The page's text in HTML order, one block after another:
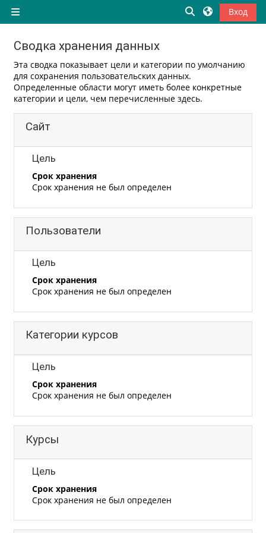
Боковая панель
Изменить
Вход
Сводка хранения данных
Эта сводка показывает цели и категории по умолчанию
для сохранения пользовательских данных.
Определенные области могут иметь более конкретные
категории и цели, чем перечисленные здесь.
Сайт
Цель
Срок хранения
Срок хранения не был определен
Пользователи
Цель
Срок хранения
Срок хранения не был определен
Категории курсов
Цель
Срок хранения
Срок хранения не был определен
Курсы
Цель
Срок хранения
Срок хранения не был определен